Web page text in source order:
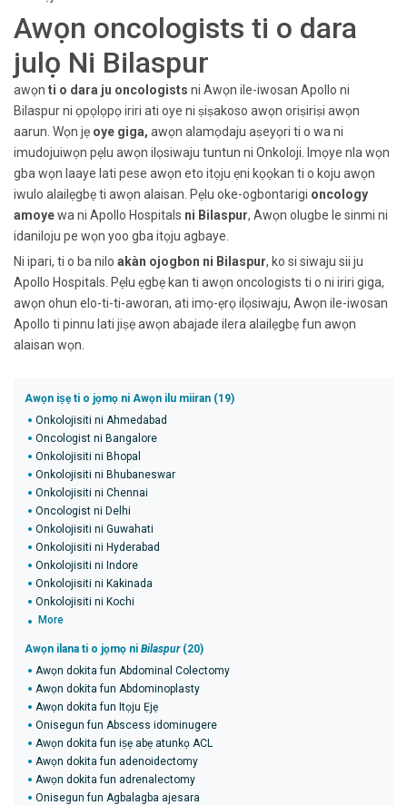
Awọn oncologists ti o dara
julọ Ni Bilaspur
awọn ti o dara ju oncologists ni Awọn ile-iwosan Apollo ni
Bilaspur ni ọpọlọpọ iriri ati oye ni ṣiṣakoso awọn oriṣiriṣi awọn
aarun. Wọn jẹ oye giga, awọn alamọdaju aṣeyọri ti o wa ni
imudojuiwọn pẹlu awọn ilọsiwaju tuntun ni Onkoloji. Imọye nla wọn
gba wọn laaye lati pese awọn eto itọju ẹni kọọkan ti o koju awọn
iwulo alailẹgbẹ ti awọn alaisan. Pẹlu oke-ogbontarigi oncology
amoyewa ni Apollo Hospitals ni Bilaspur, Awọn olugbe le sinmi ni
idaniloju pe wọn yoo gba itọju agbaye.
Ni ipari, ti o ba nilo akàn ojogbon ni Bilaspur, ko si siwaju sii ju
Apollo Hospitals. Pẹlu ẹgbẹ kan ti awọn oncologists ti o ni iriri giga,
awọn ohun elo-ti-ti-aworan, ati imọ-ẹrọ ilọsiwaju, Awọn ile-iwosan
Apollo ti pinnu lati jiṣẹ awọn abajade ilera alailẹgbẹ fun awọn
alaisan wọn.
Awọn iṣẹ ti o jọmọ ni Awọn ilu miiran (19)
Onkolojisiti ni Ahmedabad
Oncologist ni Bangalore
Onkolojisiti ni Bhopal
Onkolojisiti ni Bhubaneswar
Onkolojisiti ni Chennai
Oncologist ni Delhi
Onkolojisiti ni Guwahati
Onkolojisiti ni Hyderabad
Onkolojisiti ni Indore
Onkolojisiti ni Kakinada
Onkolojisiti ni Kochi
More
Awọn ilana ti o jọmọ ni Bilaspur(20)
Awọn dokita fun Abdominal Colectomy
Awọn dokita fun Abdominoplasty
Awọn dokita fun Itọju Ẹjẹ
Onisegun fun Abscess idominugere
Awọn dokita fun iṣẹ abẹ atunkọ ACL
Awọn dokita fun adenoidectomy
Awọn dokita fun adrenalectomy
Onisegun fun Agbalagba ajesara